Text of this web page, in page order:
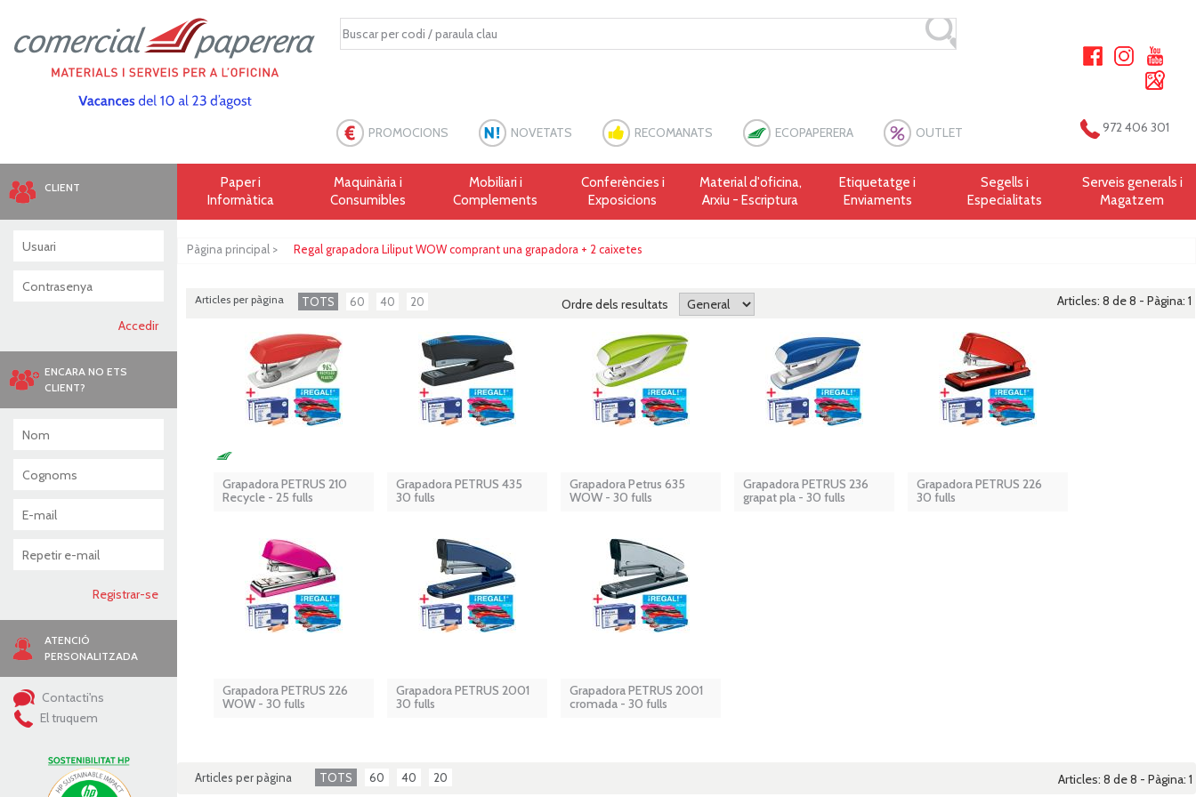
PROMOCIONS NOVETATS RECOMANATS ECOPAPERERA OUTLET 972 406 301
Paper i
Informàtica
Maquinària i
Consumibles
Mobiliari i
Complements
Conferències i
Exposicions
Material d'oficina,
Arxiu - Escriptura
Etiquetatge i
Enviaments
Segells i
Especialitats
Serveis generals i
Magatzem
Pàgina principal > Regal grapadora Liliput WOW comprant una grapadora + 2 caixetes
Articles per pàgina TOTS 60 40 20 Ordre dels resultats Articles: 8 de 8 - Pàgina: 1
Grapadora PETRUS 210
Recycle - 25 fulls
Grapadora PETRUS 435
30 fulls
Grapadora Petrus 635
WOW - 30 fulls
Grapadora PETRUS 236
grapat pla - 30 fulls
Grapadora PETRUS 226
30 fulls
Grapadora PETRUS 226
WOW - 30 fulls
Grapadora PETRUS 2001
30 fulls
Grapadora PETRUS 2001
cromada - 30 fulls
Articles per pàgina TOTS 60 40 20 Articles: 8 de 8 - Pàgina: 1
CLIENT
ENCARA NO ETS
CLIENT?
ATENCIÓ
PERSONALITZADA
Contacti'ns
El truquem